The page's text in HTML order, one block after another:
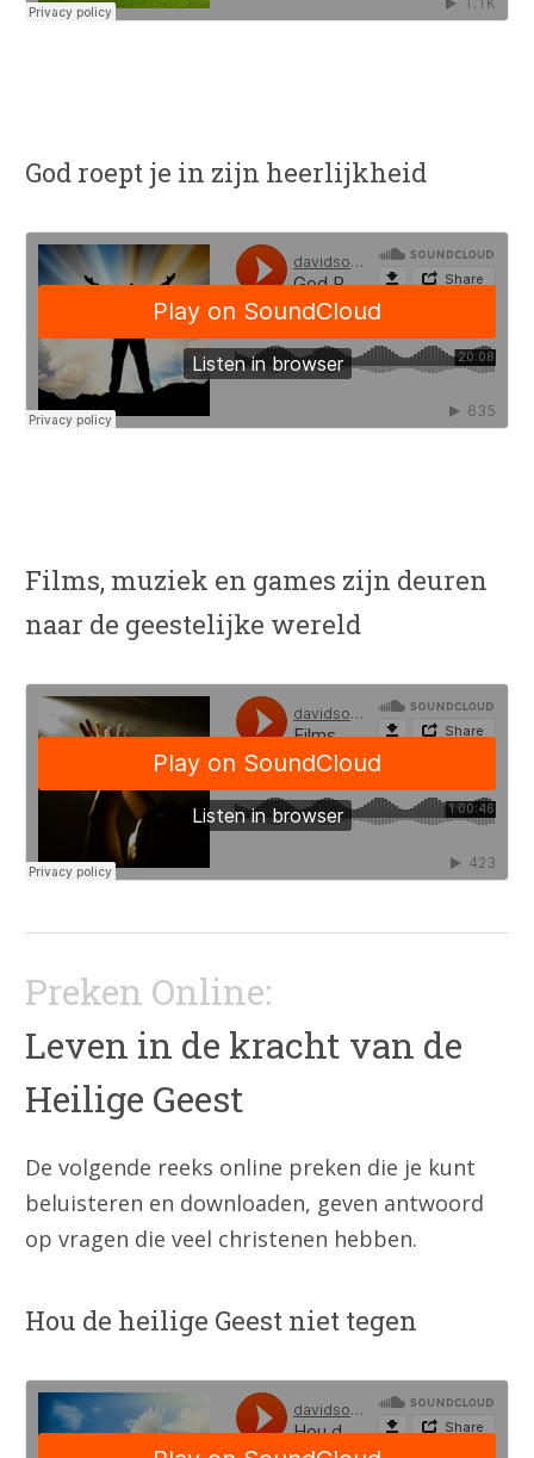
God roept je in zijn heerlijkheid
Films, muziek en games zijn deuren
naar de geestelijke wereld
Preken Online:
Leven in de kracht van de
Heilige Geest
De volgende reeks online preken die je kunt
beluisteren en downloaden, geven antwoord
op vragen die veel christenen hebben.
Hou de heilige Geest niet tegen